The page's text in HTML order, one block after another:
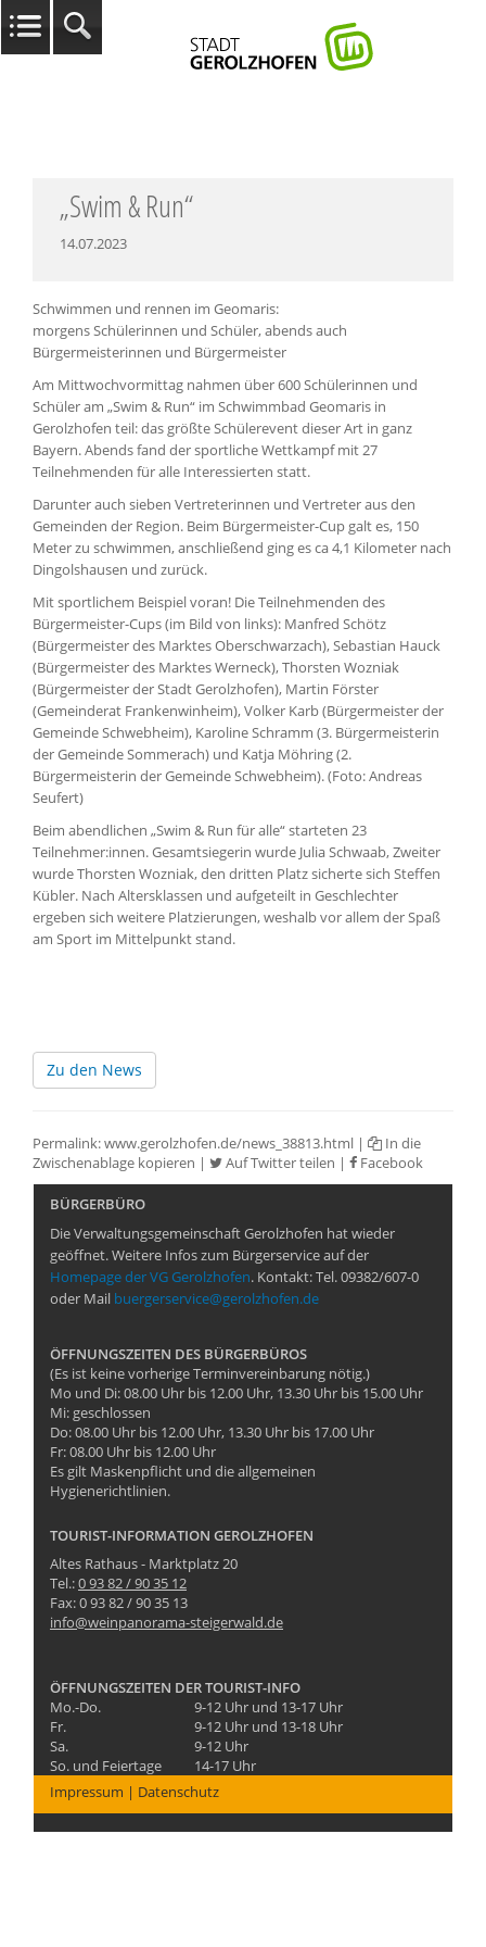
„Swim & Run“
14.07.2023
Schwimmen und rennen im Geomaris:
morgens Schülerinnen und Schüler, abends auch
Bürgermeisterinnen und Bürgermeister
Am Mittwochvormittag nahmen über 600 Schülerinnen und
Schüler am „Swim & Run“ im Schwimmbad Geomaris in
Gerolzhofen teil: das größte Schülerevent dieser Art in ganz
Bayern. Abends fand der sportliche Wettkampf mit 27
Teilnehmenden für alle Interessierten statt.
Darunter auch sieben Vertreterinnen und Vertreter aus den
Gemeinden der Region. Beim Bürgermeister-Cup galt es, 150
Meter zu schwimmen, anschließend ging es ca 4,1 Kilometer nach
Dingolshausen und zurück.
Mit sportlichem Beispiel voran! Die Teilnehmenden des
Bürgermeister-Cups (im Bild von links): Manfred Schötz
(Bürgermeister des Marktes Oberschwarzach), Sebastian Hauck
(Bürgermeister des Marktes Werneck), Thorsten Wozniak
(Bürgermeister der Stadt Gerolzhofen), Martin Förster
(Gemeinderat Frankenwinheim), Volker Karb (Bürgermeister der
Gemeinde Schwebheim), Karoline Schramm (3. Bürgermeisterin
der Gemeinde Sommerach) und Katja Möhring (2.
Bürgermeisterin der Gemeinde Schwebheim). (Foto: Andreas
Seufert)
Beim abendlichen „Swim & Run für alle“ starteten 23
Teilnehmer:innen. Gesamtsiegerin wurde Julia Schwaab, Zweiter
wurde Thorsten Wozniak, den dritten Platz sicherte sich Steffen
Kübler. Nach Altersklassen und aufgeteilt in Geschlechter
ergeben sich weitere Platzierungen, weshalb vor allem der Spaß
am Sport im Mittelpunkt stand.
Zu den News
Permalink:www.gerolzhofen.de/news_38813.html |
In die
Zwischenablage kopieren | Auf Twitter teilen | Facebook
BÜRGERBÜRO
Die Verwaltungsgemeinschaft Gerolzhofen hat wieder
geöffnet. Weitere Infos zum Bürgerservice auf der
Homepage der VG Gerolzhofen. Kontakt: Tel. 09382/607-0
oder Mail buergerservice@gerolzhofen.de
ÖFFNUNGSZEITEN DES BÜRGERBÜROS
(Es ist keine vorherige Terminvereinbarung nötig.)
Mo und Di: 08.00 Uhr bis 12.00 Uhr, 13.30 Uhr bis 15.00 Uhr
Mi: geschlossen
Do: 08.00 Uhr bis 12.00 Uhr, 13.30 Uhr bis 17.00 Uhr
Fr: 08.00 Uhr bis 12.00 Uhr
Es gilt Maskenpflicht und die allgemeinen
Hygienerichtlinien.
TOURIST-INFORMATION GEROLZHOFEN
Altes Rathaus - Marktplatz 20
Tel.:0 93 82 / 90 35 12
Fax: 0 93 82 / 90 35 13
info@weinpanorama-steigerwald.de
ÖFFNUNGSZEITEN DER TOURIST-INFO
Mo.-Do.
9-12 Uhr und 13-17 Uhr
Fr.
9-12 Uhr und 13-18 Uhr
Sa.
9-12 Uhr
So. und Feiertage
14-17 Uhr
Impressum | Datenschutz